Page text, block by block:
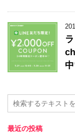
最近の投稿